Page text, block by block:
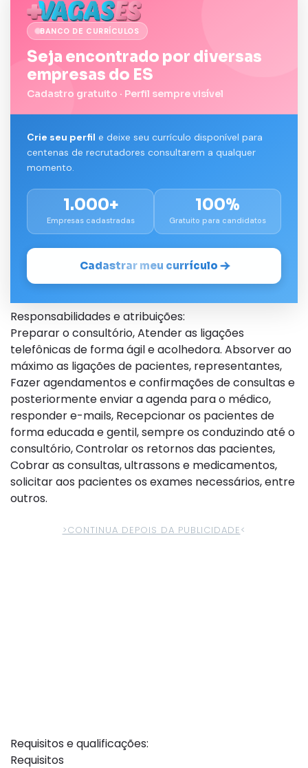
BANCO DE CURRÍCULOS
Seja encontrado por diversas
empresas do ES
Cadastro gratuito · Perfil sempre visível
Crie seu perfil e deixe seu currículo disponível para
centenas de recrutadores consultarem a qualquer
momento.
1.000+
Empresas cadastradas
100%
Gratuito para candidatos
Cadastrar meu currículo
Responsabilidades e atribuições:
Preparar o consultório, Atender as ligações
telefônicas de forma ágil e acolhedora. Absorver ao
máximo as ligações de pacientes, representantes,
Fazer agendamentos e confirmações de consultas e
posteriormente enviar a agenda para o médico,
responder e-mails, Recepcionar os pacientes de
forma educada e gentil, sempre os conduzindo até o
consultório, Controlar os retornos das pacientes,
Cobrar as consultas, ultrassons e medicamentos,
solicitar aos pacientes os exames necessários, entre
outros.
>CONTINUA DEPOIS DA PUBLICIDADE<
Requisitos e qualificações:
Requisitos